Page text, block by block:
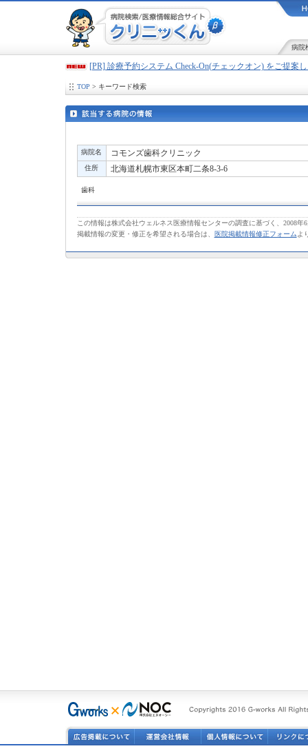
病院
[PR] 診療予約システム Check-On(チェックオン) をご提案
TOP > キーワード検索
病院名 コモンズ歯科クリニック
住所 北海道札幌市東区本町二条8-3-6
歯科
この情報は株式会社ウェルネス医療情報センターの調査に基づく、2008年
掲載情報の変更・修正を希望される場合は、
医院掲載情報修正フォーム よ